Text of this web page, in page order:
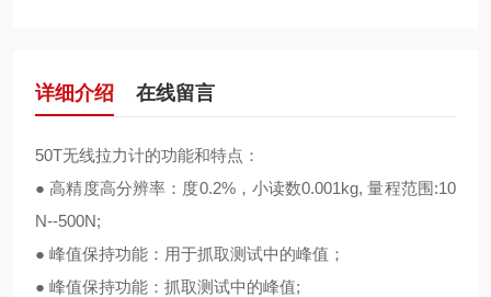
详细介绍 在线留言
50T无线拉力计的功能和特点：
● 高精度高分辨率：度0.2%，小读数0.001kg, 量程范围:10
N--500N;
● 峰值保持功能：用于抓取测试中的峰值；
● 峰值保持功能：抓取测试中的峰值;